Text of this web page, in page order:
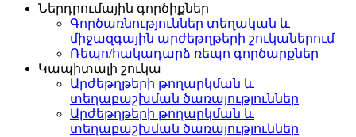
Ներդրումային գործիքներ
Գործառնություններ տեղական և
միջազգային արժեթղթերի շուկաներում
Ռեպո/հակադարձ ռեպո գործարքներ
Կապիտալի շուկա
Արժեթղթերի թողարկման և
տեղաբաշխման ծառայություններ
Արժեթղթերի թողարկման և
տեղաբաշխման ծառայություններ